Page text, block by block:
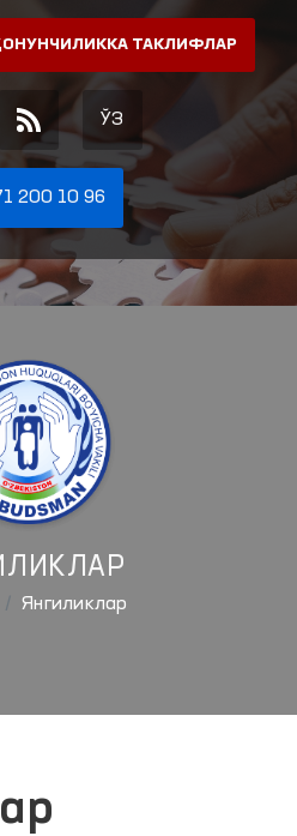
ТАКЛИФЛАР
ЎЗ
200 10 96
Янгиликлар